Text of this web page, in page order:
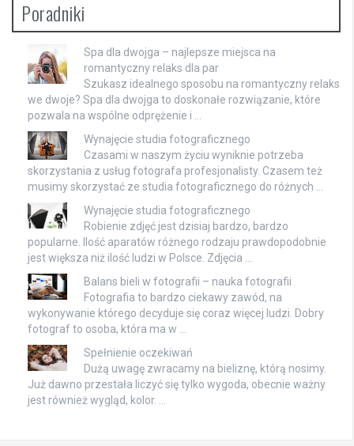
Poradniki
Spa dla dwojga – najlepsze miejsca na
romantyczny relaks dla par
Szukasz idealnego sposobu na romantyczny relaks
we dwoje? Spa dla dwojga to doskonałe rozwiązanie, które
pozwala na wspólne odprężenie i …
Wynajęcie studia fotograficznego
Czasami w naszym życiu wyniknie potrzeba
skorzystania z usług fotografa profesjonalisty. Czasem też
musimy skorzystać ze studia fotograficznego do różnych …
Wynajęcie studia fotograficznego
Robienie zdjęć jest dzisiaj bardzo, bardzo
popularne. Ilość aparatów różnego rodzaju prawdopodobnie
jest większa niż ilość ludzi w Polsce. Zdjęcia …
Balans bieli w fotografii – nauka fotografii
Fotografia to bardzo ciekawy zawód, na
wykonywanie którego decyduje się coraz więcej ludzi. Dobry
fotograf to osoba, która ma w …
Spełnienie oczekiwań
Dużą uwagę zwracamy na bieliznę, którą nosimy.
Już dawno przestała liczyć się tylko wygoda, obecnie ważny
jest również wygląd, kolor. …